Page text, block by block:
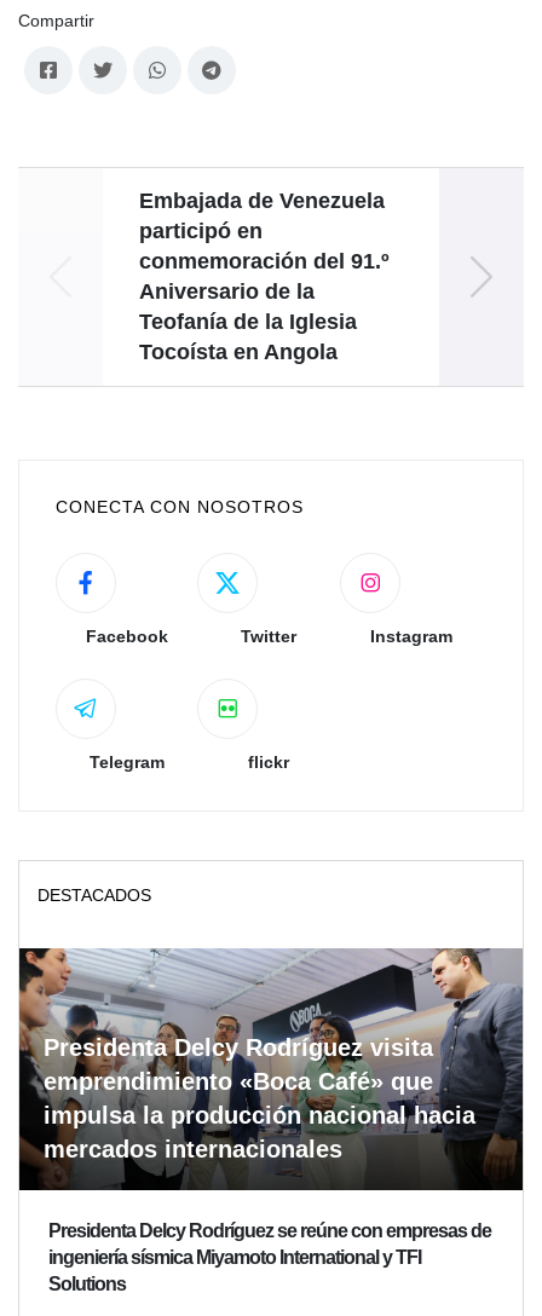
Compartir
Embajada de Venezuela
participó en
conmemoración del 91.º
Aniversario de la
Teofanía de la Iglesia
Tocoísta en Angola
CONECTA CON NOSOTROS
Facebook Twitter Instagram
Telegram flickr
DESTACADOS
Presidenta Delcy Rodríguez visita
emprendimiento «Boca Café» que
impulsa la producción nacional hacia
mercados internacionales
Presidenta Delcy Rodríguez se reúne con empresas de
ingeniería sísmica Miyamoto International y TFI
Solutions